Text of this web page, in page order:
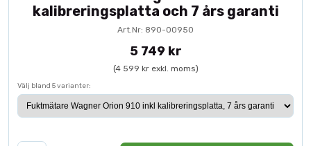
kalibreringsplatta och 7 års garanti
Art.Nr: 890-00950
5 749 kr
(4 599 kr exkl. moms)
Välj bland 5 varianter: